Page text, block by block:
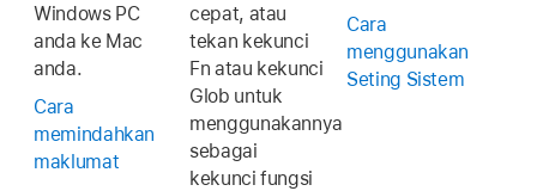
Windows PC
anda ke Mac
anda.
Cara
memindahkan
maklumat
cepat, atau
tekan kekunci
Fn atau kekunci
Glob untuk
menggunakannya
sebagai
kekunci fungsi
Cara
menggunakan
Seting Sistem